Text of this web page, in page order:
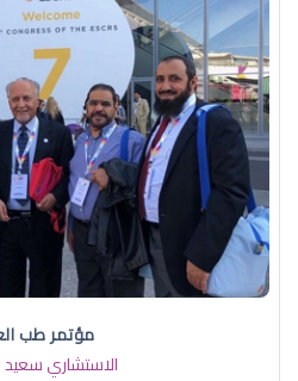
مؤتمر طب
الاستشاري سعيد